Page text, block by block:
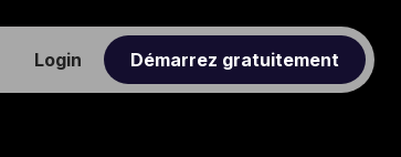
Login Démarrez gratuitement